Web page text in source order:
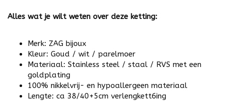
Alles wat je wilt weten over deze ketting:
Merk: ZAG bijoux
Kleur: Goud / wit / parelmoer
Materiaal: Stainless steel / staal / RVS met een
goldplating
100% nikkelvrij- en hypoallergeen materiaal
Lengte: ca 38/40+5cm verlengkett6ing